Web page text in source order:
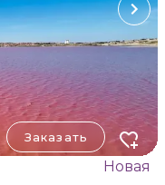
Заказать
Новая